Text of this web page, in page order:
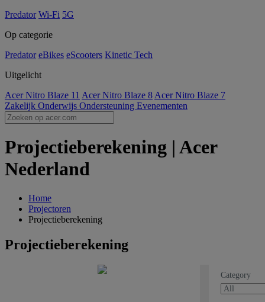
Predator Wi-Fi 5G
Op categorie
Predator eBikes eScooters Kinetic Tech
Uitgelicht
Acer Nitro Blaze 11 Acer Nitro Blaze 8 Acer Nitro Blaze 7
Zakelijk Onderwijs Ondersteuning Evenementen
Projectieberekening | Acer
Nederland
Home
Projectoren
Projectieberekening
Projectieberekening